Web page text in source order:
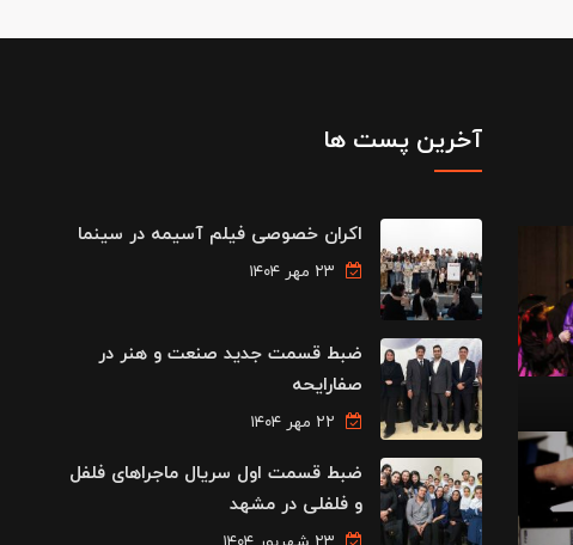
آخرین پست ها
اکران خصوصی فیلم آسیمه در سینما
ضبط قسمت جدید صنعت و هنر در
صفارایحه
ضبط قسمت اول سریال ماجراهای فلفل
و فلفلی در مشهد